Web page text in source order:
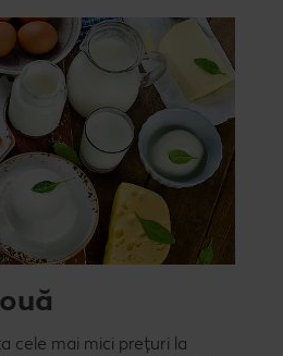
cele mai mici prețuri la